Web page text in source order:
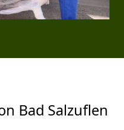
Bad Salzuflen